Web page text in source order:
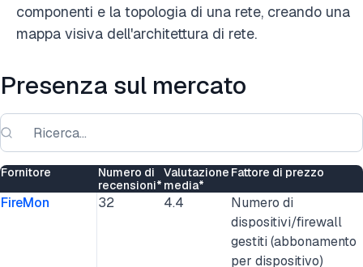
componenti e la topologia di una rete, creando una
mappa visiva dell'architettura di rete.
Presenza sul mercato
Fornitore
Numero di
recensioni*
Valutazione
media*
Fattore di prezzo
FireMon 32 4.4
Numero di
dispositivi/firewall
gestiti (abbonamento
per dispositivo)